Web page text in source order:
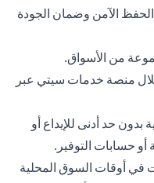
الآمن وضمان الجودة
من الأسواق.
منصة خدمات سيتي عبر
حد أدنى للإيداع أو
حسابات التوفير.
في أوقات السوق المحلية